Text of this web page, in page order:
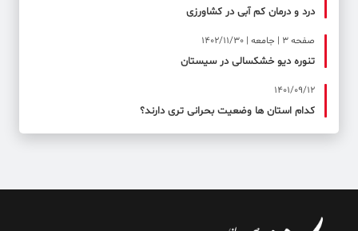
درد و درمان کم آبی در کشاورزی
صفحه ۳ | جامعه | 1402/11/30
تنوره دیو خشکسالی در سیستان
1401/09/12
کدام استان ها وضعیت بحرانی تری دارند؟